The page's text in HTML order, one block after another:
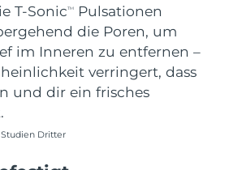
T-SonicTM
Pulsationen
die Poren, um
im Inneren zu entfernen –
verringert, dass
und dir ein frisches
Dritter
Erwartete Lieferung 8/9/26
Erwartete Lieferung
Erwartete Lieferung